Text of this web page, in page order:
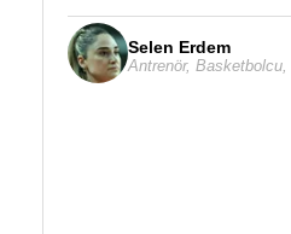
Selen Erdem
Antrenör, Basketbolcu,